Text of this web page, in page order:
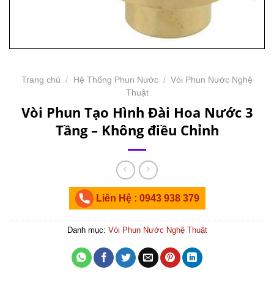
Trang chủ / Hệ Thống Phun Nước / Vòi Phun Nước Nghệ
Thuật
Vòi Phun Tạo Hình Đài Hoa Nước 3
Tầng – Không điều Chỉnh
Liên Hệ : 0943 938 379
Danh mục: Vòi Phun Nước Nghệ Thuật